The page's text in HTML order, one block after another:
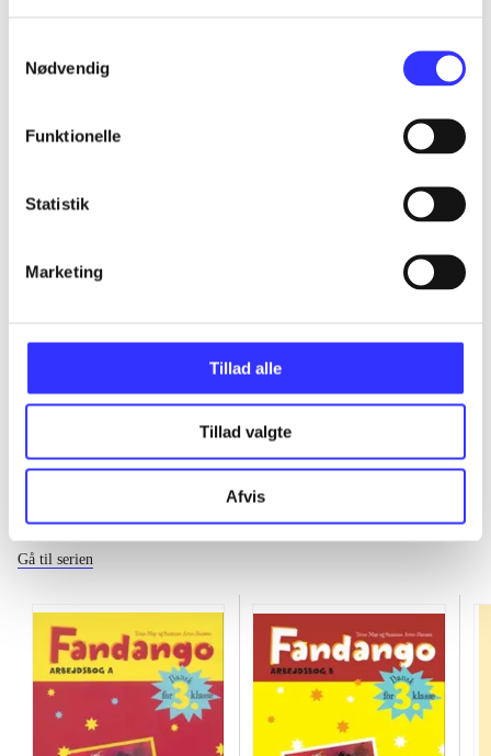
Nødvendig
Funktionelle
Statistik
Marketing
Tillad alle
Tillad valgte
Afvis
...
...
...
...
Fandango - dansk for 3. klasse
Gå til serien